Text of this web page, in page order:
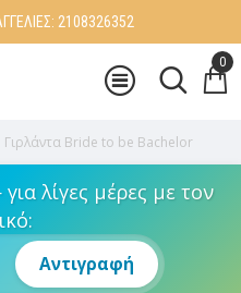
2108326352
0
Γιρλάντα Bride to be Bachelor
λίγες μέρες με τον
Αντιγραφή